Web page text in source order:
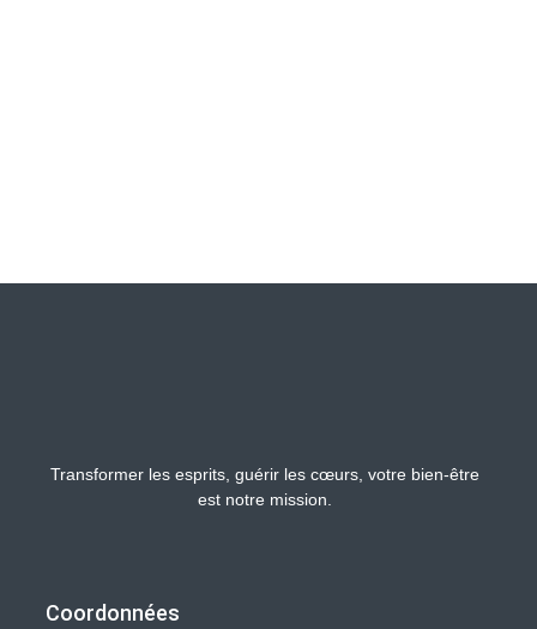
Transformer les esprits, guérir les cœurs, votre bien-être
est notre mission.
Coordonnées